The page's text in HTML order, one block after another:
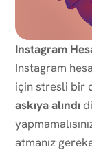
Instagram
Instagram
için stresli bir
askıya alındı
atmanız